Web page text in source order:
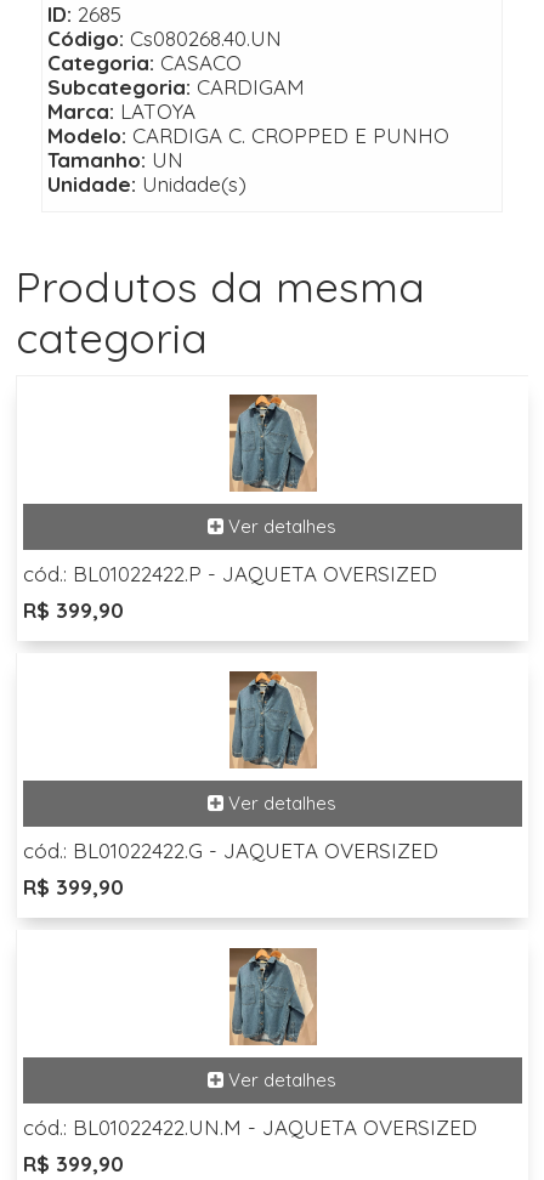
ID: 2685
Código: Cs080268.40.UN
Categoria: CASACO
Subcategoria: CARDIGAM
Marca: LATOYA
Modelo: CARDIGA C. CROPPED E PUNHO
Tamanho: UN
Unidade: Unidade(s)
Produtos da mesma
categoria
cód.: BL01022422.P - JAQUETA OVERSIZED
R$ 399,90
cód.: BL01022422.G - JAQUETA OVERSIZED
R$ 399,90
cód.: BL01022422.UN.M - JAQUETA OVERSIZED
R$ 399,90